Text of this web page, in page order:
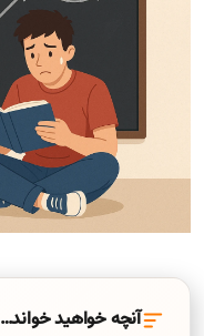
آنچه خواهید خواند…